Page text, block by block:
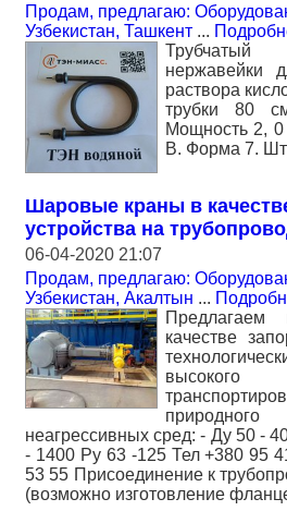
Продам, предлагаю:
Узбекистан, Ташкент ...
Трубчатый
нержавейки
раствора
трубки 80
Мощность 2,
В. Форма 7.
Шаровые краны в
устройства на
06-04-2020 21:07
Продам, предлагаю:
Узбекистан, Акалтын ...
качестве
неагрессивных сред: - Ду 50 -
- 1400 Ру 63 -125 Тел +380 95
53 55 Присоединение к
(возможно изготовление